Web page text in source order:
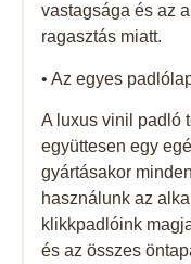
vastagsága és az
ragasztás miatt.
• Az egyes
A luxus vinil padló
együttesen egy
gyártásakor
használunk az
klikkpadlóink
és az összes